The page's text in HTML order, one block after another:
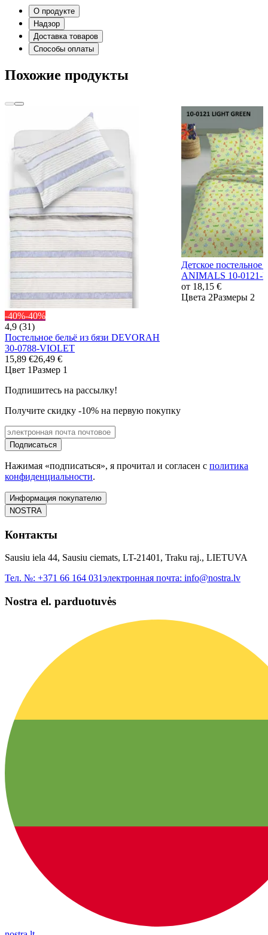
О продукте
Надзор
Доставка товаров
Способы оплаты
Похожие продукты
-40%-40%
4,9 (31)
Постельное бельё из бязи DEVORAH
30-0788-VIOLET
15,89 €26,49 €
Цвет 1Размер 1
Детское постельное
ANIMALS 10-0121-
от 18,15 €
Цвета 2Размеры 2
Подпишитесь на рассылку!
Получите скидку -10% на первую покупку
Подписаться
Нажимая «подписаться», я прочитал и согласен с политика
конфиденциальности.
Информация покупателю
NOSTRA
Контакты
Sausiu iela 44, Sausiu ciemats, LT-21401, Traku raj., LIETUVA
Тел. №: +371 66 164 031электронная почта: info@nostra.lv
Nostra el. parduotuvės